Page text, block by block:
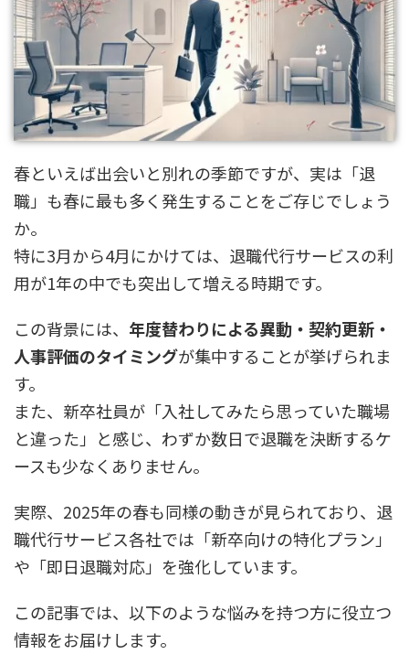
春といえば出会いと別れの季節ですが、実は「退
職」も春に最も多く発生することをご存じでしょう
か。
特に3月から4月にかけては、退職代行サービスの利
用が1年の中でも突出して増える時期です。
この背景には、 年度替わりによる異動・契約更新・
人事評価のタイミングが集中することが挙げられま
す。
また、新卒社員が「入社してみたら思っていた職場
と違った」と感じ、わずか数日で退職を決断するケ
ースも少なくありません。
実際、2025年の春も同様の動きが見られており、退
職代行サービス各社では「新卒向けの特化プラン」
や「即日退職対応」を強化しています。
この記事では、以下のような悩みを持つ方に役立つ
情報をお届けします。